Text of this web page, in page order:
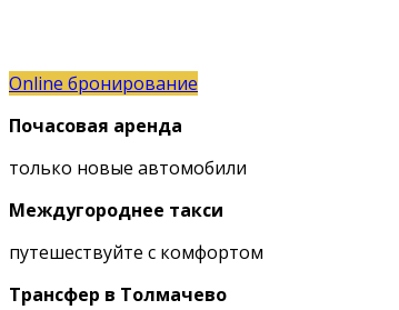
Online бронирование
Почасовая аренда
только новые автомобили
Междугороднее такси
путешествуйте с комфортом
Трансфер в Толмачево